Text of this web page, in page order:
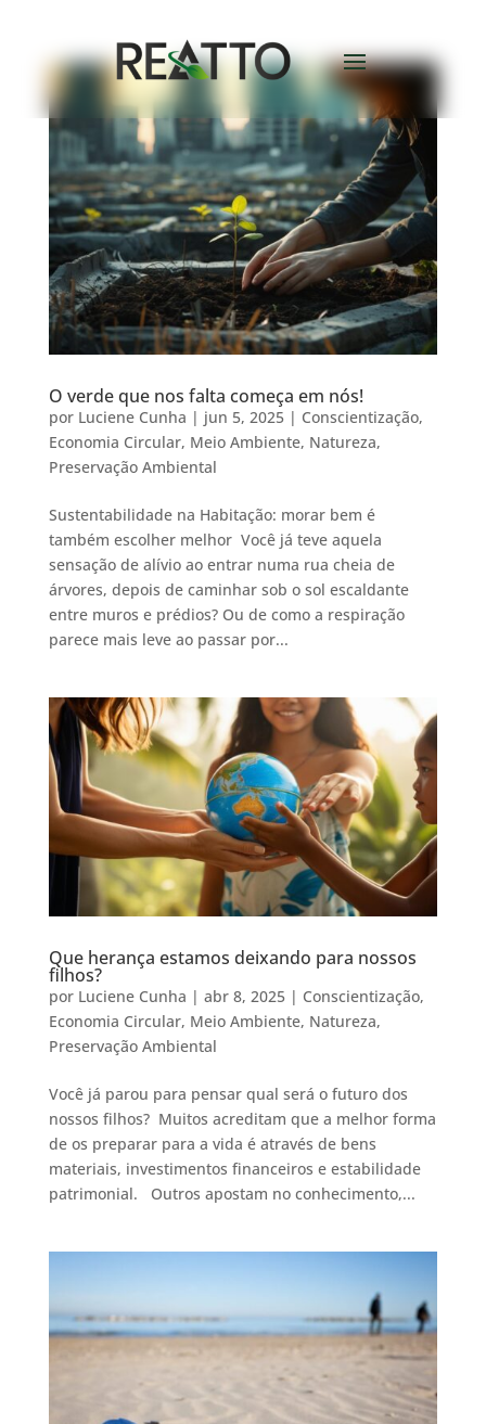
O verde que nos falta começa em nós!
por Luciene Cunha | jun 5, 2025| Conscientização,
Economia Circular, Meio Ambiente, Natureza,
Preservação Ambiental
Sustentabilidade na Habitação: morar bem é
também escolher melhor Você já teve aquela
sensação de alívio ao entrar numa rua cheia de
árvores, depois de caminhar sob o sol escaldante
entre muros e prédios? Ou de como a respiração
parece mais leve ao passar por...
Que herança estamos deixando para nossos
filhos?
por Luciene Cunha | abr 8, 2025| Conscientização,
Economia Circular, Meio Ambiente, Natureza,
Preservação Ambiental
Você já parou para pensar qual será o futuro dos
nossos filhos? Muitos acreditam que a melhor forma
de os preparar para a vida é através de bens
materiais, investimentos financeiros e estabilidade
patrimonial. Outros apostam no conhecimento,...